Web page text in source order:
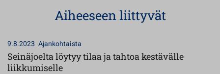
Aiheeseen liittyvät
9.8.2023 Ajankohtaista
Seinäjoelta löytyy tilaa ja tahtoa kestävälle
liikkumiselle